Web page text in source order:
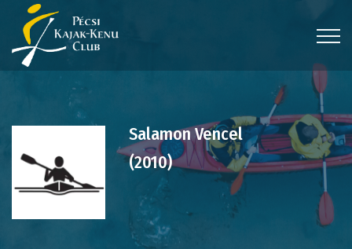
Salamon Vencel
(2010)